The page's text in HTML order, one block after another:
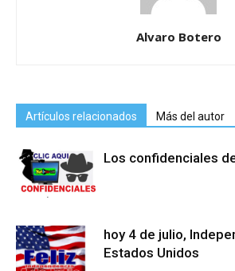
Alvaro Botero
Artículos relacionados Más del autor
Los confidenciales
hoy 4 de julio,
Estados Unidos